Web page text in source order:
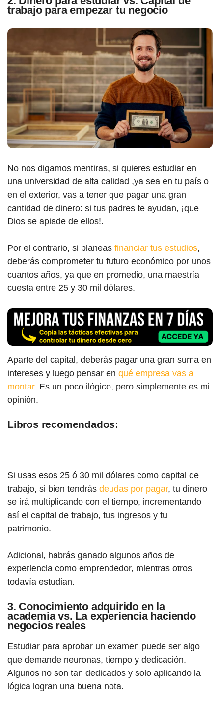
trabajo para empezar tu negocio
No nos digamos mentiras, si quieres estudiar en
una universidad de alta calidad ,ya sea en tu país o
en el exterior, vas a tener que pagar una gran
cantidad de dinero: si tus padres te ayudan, ¡que
Dios se apiade de ellos!.
Por el contrario, si planeas financiar tus estudios,
deberás comprometer tu futuro económico por unos
cuantos años, ya que en promedio, una maestría
cuesta entre 25 y 30 mil dólares.
Aparte del capital, deberás pagar una gran suma en
intereses y luego pensar en qué empresa vas a
montar. Es un poco ilógico, pero simplemente es mi
opinión.
Libros recomendados:
Si usas esos 25 ó 30 mil dólares como capital de
trabajo, si bien tendrás deudas por pagar, tu dinero
se irá multiplicando con el tiempo, incrementando
así el capital de trabajo, tus ingresos y tu
patrimonio.
Adicional, habrás ganado algunos años de
experiencia como emprendedor, mientras otros
todavía estudian.
3. Conocimiento adquirido en la
academia vs. La experiencia haciendo
negocios reales
Estudiar para aprobar un examen puede ser algo
que demande neuronas, tiempo y dedicación.
Algunos no son tan dedicados y solo aplicando la
lógica logran una buena nota.